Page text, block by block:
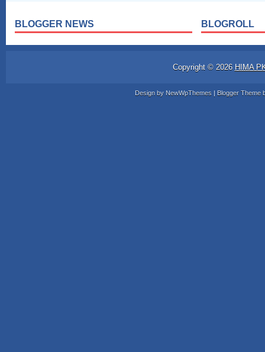
BLOGGER NEWS BLOGROLL
Copyright © 2026 HIMA
Design by NewWpThemes | Blogger Theme